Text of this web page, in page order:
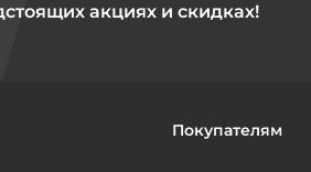
акциях и скидках!
Покупателям